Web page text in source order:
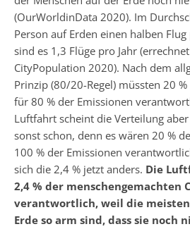
(OurWorldinData 2020). Im
Person auf Erden einen halben Flug
sind es 1,3 Flüge pro Jahr
CityPopulation 2020). Nach dem
Prinzip (80/20-Regel) müssten 20
für 80 % der Emissionen
Luftfahrt scheint die Verteilung
sonst schon, denn es wären 20 %
100 % der Emissionen
sich die 2,4 % jetzt anders. Die
2,4 % der menschengemachten
verantwortlich, weil die
Erde so arm sind, dass sie noch